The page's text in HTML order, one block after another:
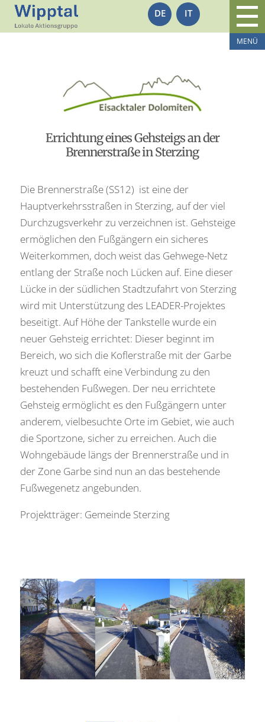
DE IT
Errichtung eines Gehsteigs an der
Brennerstraße in Sterzing
Die Brennerstraße (SS12) ist eine der
Hauptverkehrsstraßen in Sterzing, auf der viel
Durchzugsverkehr zu verzeichnen ist. Gehsteige
ermöglichen den Fußgängern ein sicheres
Weiterkommen, doch weist das Gehwege-Netz
entlang der Straße noch Lücken auf. Eine dieser
Lücke in der südlichen Stadtzufahrt von Sterzing
wird mit Unterstützung des LEADER-Projektes
beseitigt. Auf Höhe der Tankstelle wurde ein
neuer Gehsteig errichtet: Dieser beginnt im
Bereich, wo sich die Koflerstraße mit der Garbe
kreuzt und schafft eine Verbindung zu den
bestehenden Fußwegen. Der neu errichtete
Gehsteig ermöglicht es den Fußgängern unter
anderem, vielbesuchte Orte im Gebiet, wie auch
die Sportzone, sicher zu erreichen. Auch die
Wohngebäude längs der Brennerstraße und in
der Zone Garbe sind nun an das bestehende
Fußwegenetz angebunden.
Projektträger: Gemeinde Sterzing